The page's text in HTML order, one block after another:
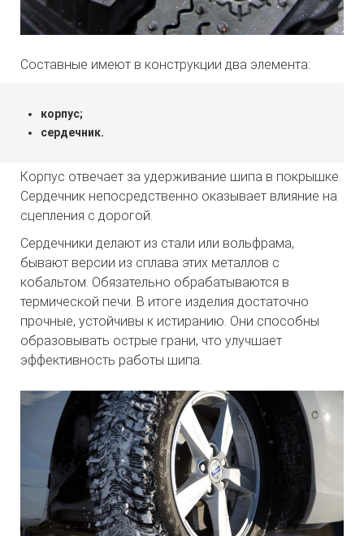
Составные имеют в конструкции два элемента:
корпус;
сердечник.
Корпус отвечает за удерживание шипа в покрышке.
Сердечник непосредственно оказывает влияние на
сцепления с дорогой.
Сердечники делают из стали или вольфрама,
бывают версии из сплава этих металлов с
кобальтом. Обязательно обрабатываются в
термической печи. В итоге изделия достаточно
прочные, устойчивы к истиранию. Они способны
образовывать острые грани, что улучшает
эффективность работы шипа.